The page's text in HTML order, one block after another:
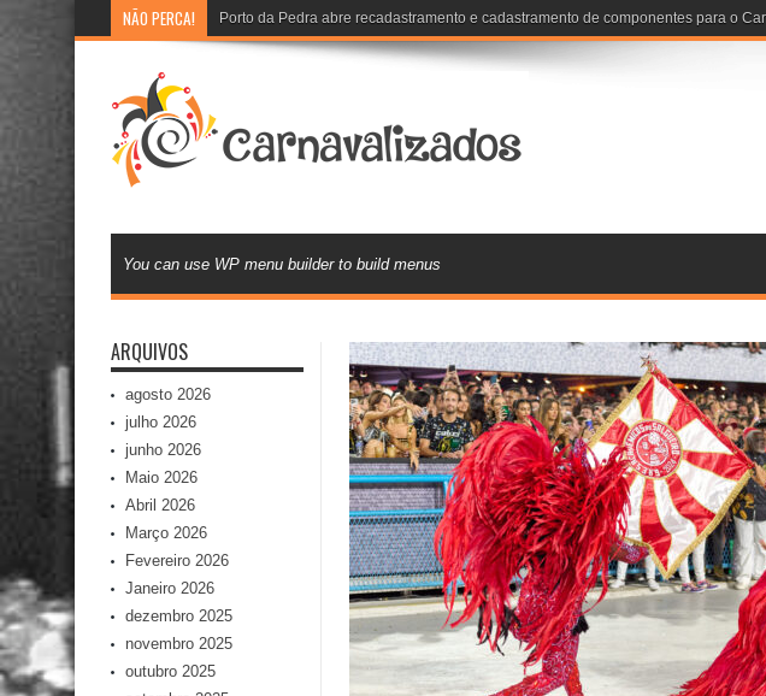
NÃO PERCA! Unidos de
You can use WP menu builder to build menus
ARQUIVOS
agosto 2026
julho 2026
junho 2026
Maio 2026
Abril 2026
Março 2026
Fevereiro 2026
Janeiro 2026
dezembro 2025
novembro 2025
outubro 2025